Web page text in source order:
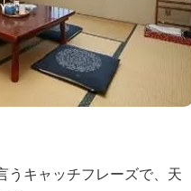
うキャッチフレーズで、天